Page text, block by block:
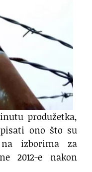
produžetka,
ono što su
izborima za
2012-e nakon